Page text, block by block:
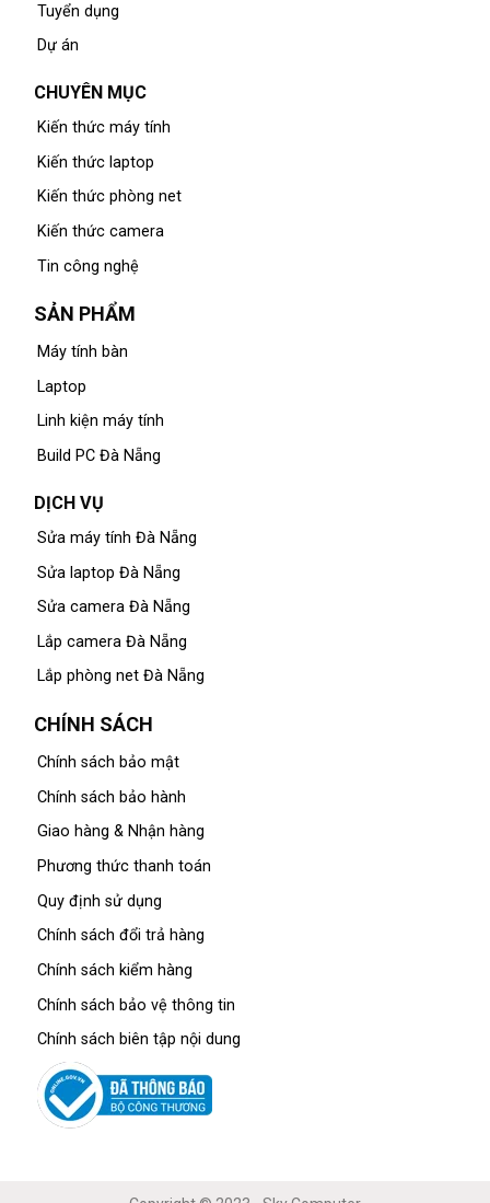
Tuyển dụng
Dự án
CHUYÊN MỤC
Kiến thức máy tính
Kiến thức laptop
Kiến thức phòng net
Kiến thức camera
Tin công nghệ
SẢN PHẨM
Máy tính bàn
Laptop
Linh kiện máy tính
Build PC Đà Nẵng
DỊCH VỤ
Sửa máy tính Đà Nẵng
Sửa laptop Đà Nẵng
Sửa camera Đà Nẵng
Lắp camera Đà Nẵng
Lắp phòng net Đà Nẵng
CHÍNH SÁCH
Chính sách bảo mật
Chính sách bảo hành
Giao hàng & Nhận hàng
Phương thức thanh toán
Quy định sử dụng
Chính sách đổi trả hàng
Chính sách kiểm hàng
Chính sách bảo vệ thông tin
Chính sách biên tập nội dung